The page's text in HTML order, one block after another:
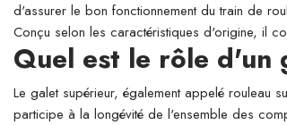
d'assurer le bon fonctionnement du train de
Conçu selon les caractéristiques d'origine, il
Quel est le rôle d'un
Le galet supérieur, également appelé rouleau
participe à la longévité de l'ensemble des